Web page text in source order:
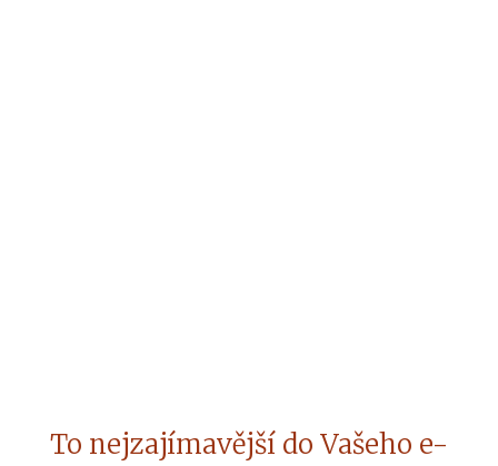
To nejzajímavější do Vašeho e-